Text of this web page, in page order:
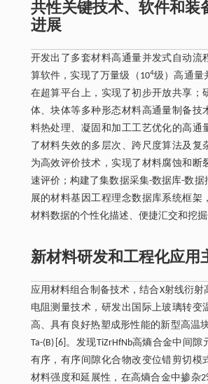
共性关键技术、软件和装
进展
开发出了多套材料高通量并发式自动流
算软件，实现了万量级（104级）高通量
在超算平台上，实现了初步开放共享；
体、块体等多种形态材料高通量制备技
料热处理、凝固和加工工艺优化的高通
了材料失效的多层次、跨尺度算法及复
为高效评价技术，实现了材料腐蚀和断
速评价；构建了集数据采集-数据库-数据
展的材料基因工程理念数据库系统框架
材料数据的个性化描述、便捷汇交和挖掘
新材料研发和工程化应用
应用材料组合制备技术，结合X射线衍射
电阻测量技术，研发出国际上玻璃转变
高、具有良好热塑成形性能的新型高温
Ta-(B) [6]。发现TiZrHfNb高熵合金中间
有序，有序间隙化合物改变位错剪切模
材料强度和延展性，在高熵合金中掺杂